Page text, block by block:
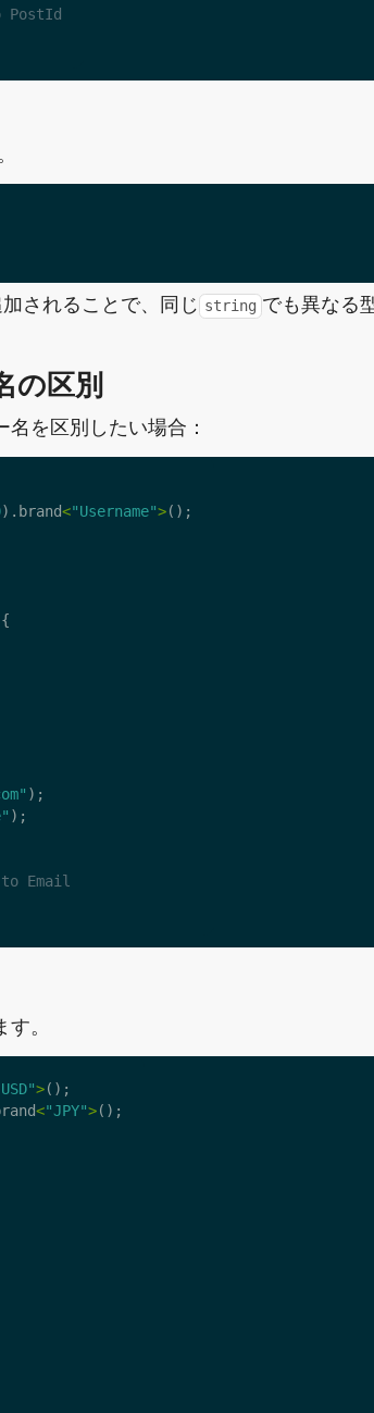
されることで、同じ string でも異なる
の区別
を区別したい場合：
). brand<"Username">();
{
" );
);
。
>();
<"JPY">();